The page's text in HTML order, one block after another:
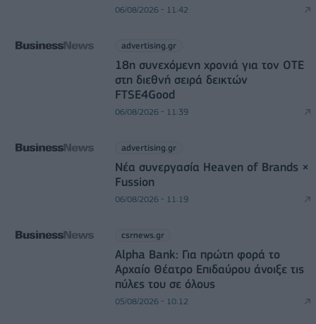
06/08/2026 - 11:42
advertising.gr
18η συνεχόμενη χρονιά για τον ΟΤΕ
στη διεθνή σειρά δεικτών
FTSE4Good
06/08/2026 - 11:39
advertising.gr
Νέα συνεργασία Heaven of Brands ×
Fussion
06/08/2026 - 11:19
csrnews.gr
Alpha Bank: Για πρώτη φορά το
Αρχαίο Θέατρο Επιδαύρου άνοιξε τις
πύλες του σε όλους
05/08/2026 - 10:12